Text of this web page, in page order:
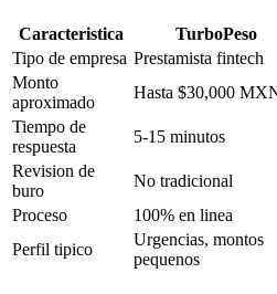
Caracteristica TurboPeso
Tipo de empresa Prestamista fintech
Monto
aproximado
Hasta $30,000
Tiempo de
respuesta
5-15 minutos
Revision de
buro
No tradicional
Proceso
100% en linea
Perfil tipico
Urgencias, montos
pequenos